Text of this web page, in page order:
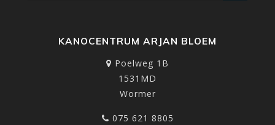
KANOCENTRUM ARJAN BLOEM
Poelweg 1B
1531MD
Wormer
075 621 8805